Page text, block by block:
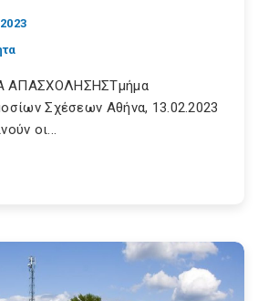
ΑΠΑΣΧΟΛΗΣΗΣΤμήμα
Σχέσεων Αθήνα, 13.02.2023
οι...